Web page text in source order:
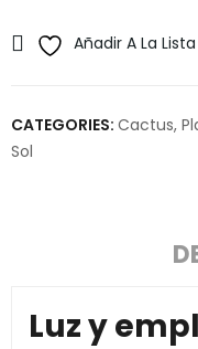
Añadir A La
CATEGORIES: Cactus,
Sol
Luz y